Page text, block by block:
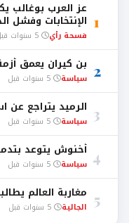
1
عز العرب بوغالب
الإنتخابات وفشل
فسحة رأي
2 بن كيران يعمق
سياسة
3 الرميد يتراجع عن
سياسة
4 أخنوش يتوعد
سياسة
5 مغاربة العالم
الجالية